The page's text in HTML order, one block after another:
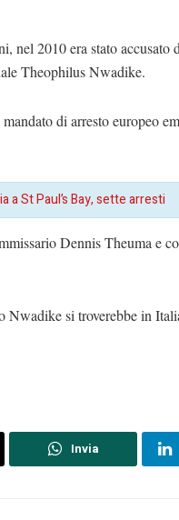
nel 2010 era stato accusato
Theophilus Nwadike.
di arresto europeo
a St Paul’s Bay, sette arresti
Dennis Theuma e
si troverebbe in
Invia